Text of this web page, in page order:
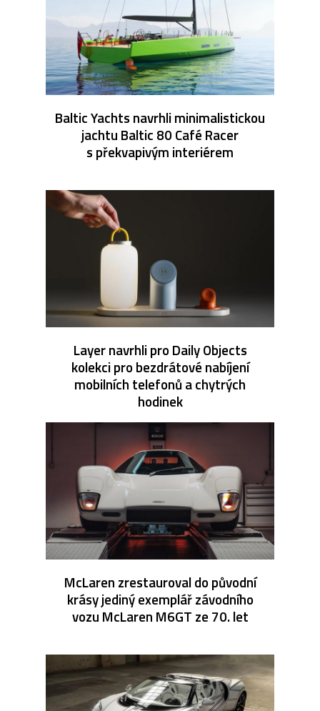
Baltic Yachts navrhli minimalistickou
jachtu Baltic 80 Café Racer
s překvapivým interiérem
Layer navrhli pro Daily Objects
kolekci pro bezdrátové nabíjení
mobilních telefonů a chytrých
hodinek
McLaren zrestauroval do původní
krásy jediný exemplář závodního
vozu McLaren M6GT ze 70. let